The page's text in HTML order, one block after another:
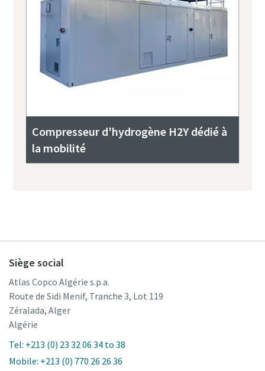
Compresseur d'hydrogène H2Y dédié à
la mobilité
Siège social
Atlas Copco Algérie s.p.a.
Route de Sidi Menif, Tranche 3, Lot 119
Zéralada, Alger
Algérie
Tel: +213 (0) 23 32 06 34 to 38
Mobile: +213 (0) 770 26 26 36